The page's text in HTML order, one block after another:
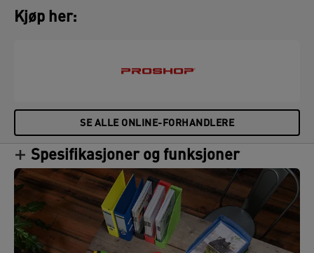
miljøet på planeten vår.
Kjøp her:
SE ALLE ONLINE-FORHANDLERE
Spesifikasjoner og funksjoner